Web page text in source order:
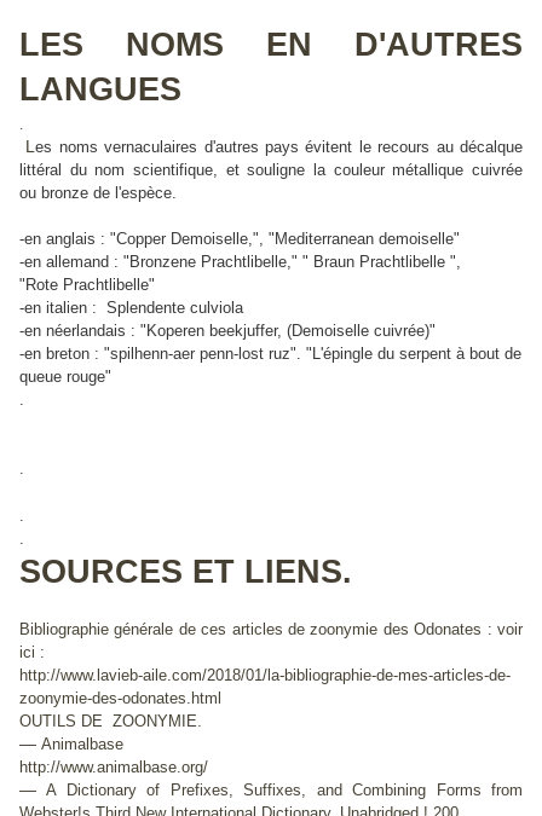
LES NOMS EN D'AUTRES
LANGUES
.
Les noms vernaculaires d'autres pays évitent le recours au décalque
littéral du nom scientifique, et souligne la couleur métallique cuivrée
ou bronze de l'espèce.
-en anglais : "Copper Demoiselle,", "Mediterranean demoiselle"
-en allemand : " Bronzene Prachtlibelle," " Braun Prachtlibelle ",
"Rote Prachtlibelle"
-en italien : Splendente culviola
-en néerlandais : " Koperen beekjuffer, (Demoiselle cuivrée)"
-en breton : "spilhenn-aer penn-lost ruz". "L'épingle du serpent à bout de
queue rouge"
.
.
.
.
SOURCES ET LIENS.
Bibliographie générale de ces articles de zoonymie des Odonates : voir
ici :
http://www.lavieb-aile.com/2018/01/la-bibliographie-de-mes-articles-de-
zoonymie-des-odonates.html
OUTILS DE ZOONYMIE.
— Animalbase
http://www.animalbase.org/
—A Dictionary of Prefixes, Suffixes, and Combining Forms from